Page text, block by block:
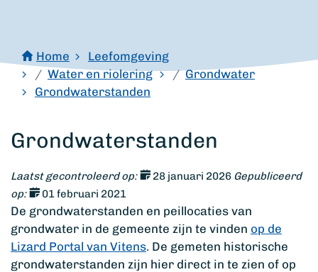
Home
Leefomgeving
Water en riolering
Grondwater
Grondwaterstanden
Grondwaterstanden
Laatst gecontroleerd op: 28 januari 2026 Gepubliceerd
op:
01 februari 2021
De grondwaterstanden en peillocaties van
grondwater in de gemeente zijn te vinden op de
Lizard Portal van Vitens. De gemeten historische
grondwaterstanden zijn hier direct in te zien of op